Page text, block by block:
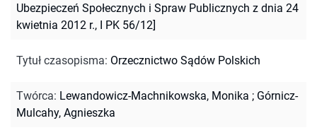
Ubezpieczeń Społecznych i Spraw Publicznych z dnia 24
kwietnia 2012 r., I PK 56/12]
Tytuł czasopisma: Orzecznictwo Sądów Polskich
Twórca: Lewandowicz-Machnikowska, Monika ; Górnicz-
Mulcahy, Agnieszka